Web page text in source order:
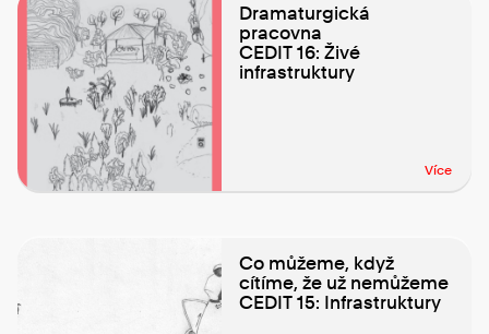
Dramaturgická
pracovna
CEDIT 16: Živé
infrastruktury
Více
Co můžeme, když
cítíme, že už nemůžeme
CEDIT 15: Infrastruktury